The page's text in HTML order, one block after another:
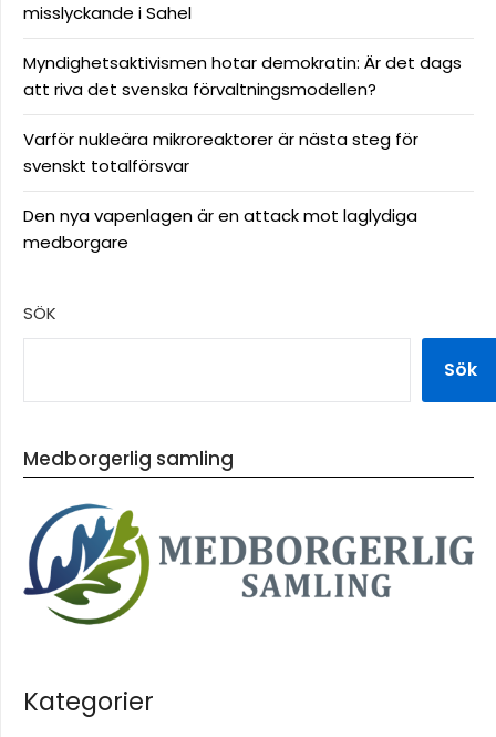
misslyckande i Sahel
Myndighetsaktivismen hotar demokratin: Är det dags
att riva det svenska förvaltningsmodellen?
Varför nukleära mikroreaktorer är nästa steg för
svenskt totalförsvar
Den nya vapenlagen är en attack mot laglydiga
medborgare
SÖK
Sök
Medborgerlig samling
Kategorier